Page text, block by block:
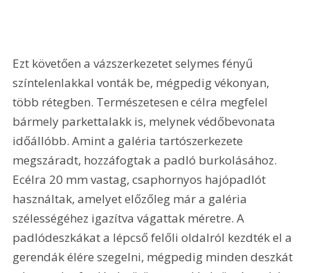
Ezt követően a vázszerkezetet selymes fényű
színtelenlakkal vonták be, mégpedig vékonyan,
több rétegben. Természetesen e célra megfelel
bármely parkettalakk is, melynek védőbevonata
időállóbb. Amint a galéria tartószerkezete
megszáradt, hozzáfogtak a padló burkolásához.
Ecélra 20 mm vastag, csaphornyos hajópadlót
használtak, amelyet előzőleg már a galéria
szélességéhez igazítva vágattak méretre. A
padlódeszkákat a lépcső felőli oldalról kezdték el a
gerendák élére szegelni, mégpedig minden deszkát